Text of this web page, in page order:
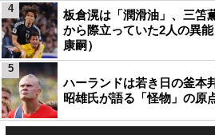
板倉滉は「潤滑油」、三
から際立っていた2人の異
康嗣）
4
ハーランドは若き日の釜本
昭雄氏が語る「怪物」の原
5